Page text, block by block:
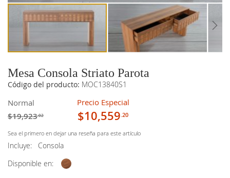
Mesa Consola Striato Parota
Código del producto: MOC13840S1
Normal
$19,923.02
Precio Especial
$10,559.20
Sea el primero en dejar una reseña para este artículo
Incluye:
Consola
Disponible en: